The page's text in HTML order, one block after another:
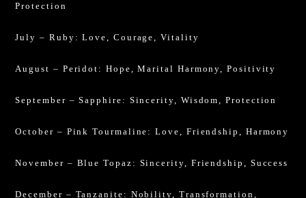
Protection
July – Ruby: Love, Courage, Vitality
August – Peridot: Hope, Marital Harmony, Positivity
September – Sapphire: Sincerity, Wisdom, Protection
October – Pink Tourmaline: Love, Friendship, Harmony
November – Blue Topaz: Sincerity, Friendship, Success
December – Tanzanite: Nobility, Transformation,